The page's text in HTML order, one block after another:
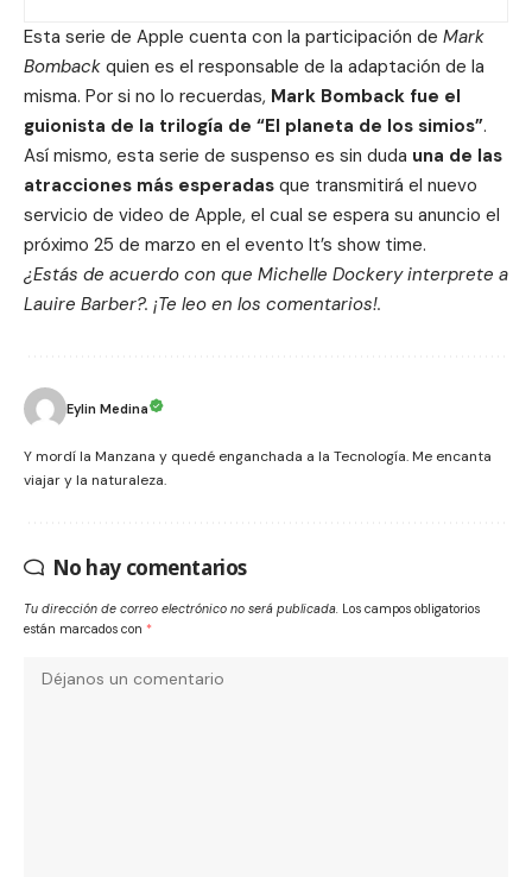
Esta serie de Apple cuenta con la participación de Mark
Bomback quien es el responsable de la adaptación de la
misma. Por si no lo recuerdas, Mark Bomback fue el
guionista de la trilogía de “El planeta de los simios”.
Así mismo, esta serie de suspenso es sin duda una de las
atracciones más esperadas que transmitirá el nuevo
servicio de video de Apple, el cual se espera su anuncio el
próximo 25 de marzo en el evento It’s show time.
¿Estás de acuerdo con que Michelle Dockery interprete a
Lauire Barber?. ¡Te leo en los comentarios!.
Eylin Medina
Y mordí la Manzana y quedé enganchada a la Tecnología. Me encanta
viajar y la naturaleza.
No hay comentarios
Tu dirección de correo electrónico no será publicada. Los campos obligatorios
están marcados con *